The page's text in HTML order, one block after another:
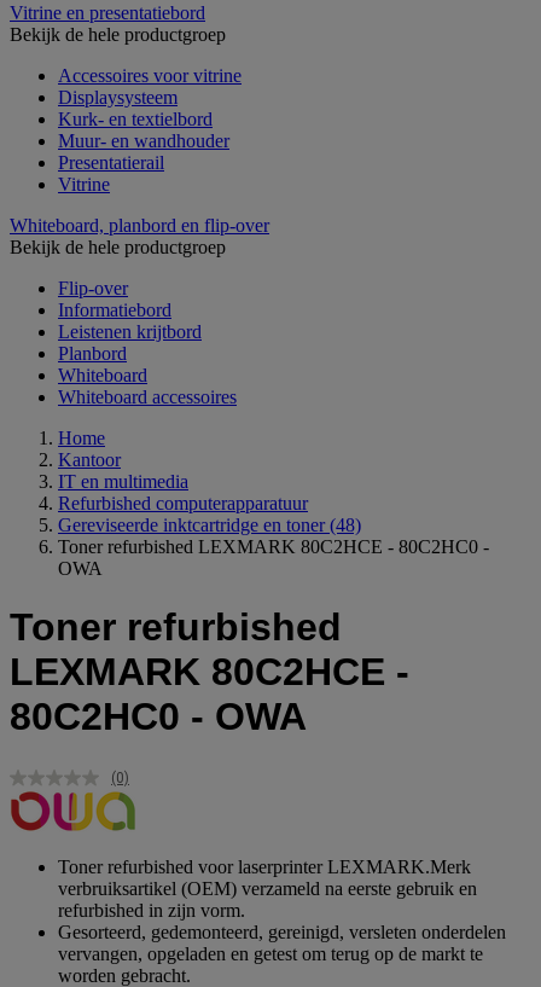
Vitrine en presentatiebord
Bekijk de hele productgroep
Accessoires voor vitrine
Displaysysteem
Kurk- en textielbord
Muur- en wandhouder
Presentatierail
Vitrine
Whiteboard, planbord en flip-over
Bekijk de hele productgroep
Flip-over
Informatiebord
Leistenen krijtbord
Planbord
Whiteboard
Whiteboard accessoires
Home
Kantoor
IT en multimedia
Refurbished computerapparatuur
Gereviseerde inktcartridge en toner (48)
Toner refurbished LEXMARK 80C2HCE - 80C2HC0 -
OWA
Toner refurbished
LEXMARK 80C2HCE -
80C2HC0 - OWA
Geen
scorewaarde.
Dezelfde
(0)
Toner refurbished voor laserprinter LEXMARK.Merk
verbruiksartikel (OEM) verzameld na eerste gebruik en
refurbished in zijn vorm.
Gesorteerd, gedemonteerd, gereinigd, versleten onderdelen
vervangen, opgeladen en getest om terug op de markt te
worden gebracht.